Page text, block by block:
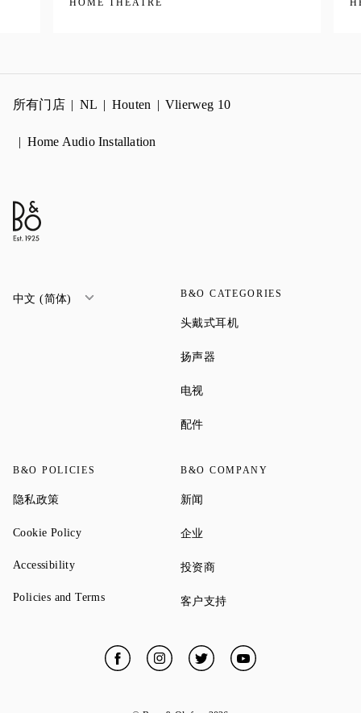
所有门店 NL Houten Vlierweg 10
Home Audio Installation
中文 (简体) B&O CATEGORIES
头戴式耳机
扬声器
电视
配件Link Opens in New Tab
B&O POLICIES
隐私政策Link Opens in New Tab
Cookie PolicyLink Opens in New Tab
AccessibilityLink Opens in New Tab
Policies and TermsLink Opens in New Tab
B&O COMPANY
新闻
企业
投资商Link Opens in New Tab
客户支持Link Opens in New Tab
FacebookLink Opens in New Tab
InstagramLink Opens in New Tab
TwitterLink Opens in New Tab
YouTubeLink Opens in New